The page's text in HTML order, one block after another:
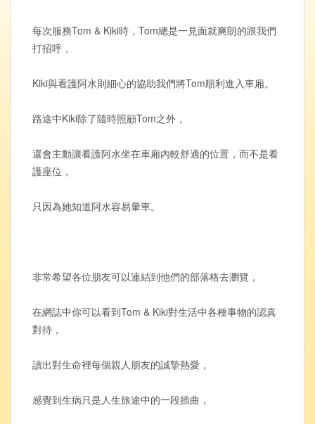
每次服務Tom & Kiki時，Tom總是一見面就爽朗的跟我們
打招呼，
Kiki與看護阿水則細心的協助我們將Tom順利進入車廂。
路途中Kiki除了隨時照顧Tom之外，
還會主動讓看護阿水坐在車廂內較舒適的位置，而不是看
護座位，
只因為她知道阿水容易暈車。
非常希望各位朋友可以連結到他們的部落格去瀏覽，
在網誌中你可以看到Tom & Kiki對生活中各種事物的認真
對待，
讀出對生命裡每個親人朋友的誠摯熱愛，
感覺到生病只是人生旅途中的一段插曲，